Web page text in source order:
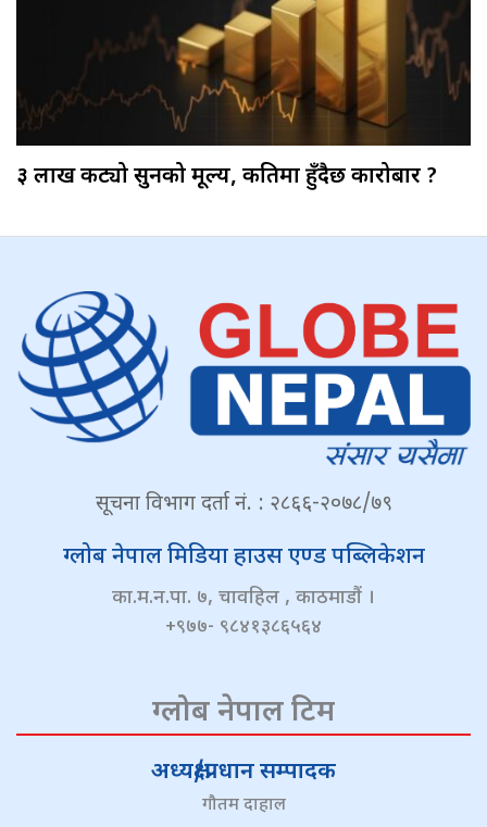
३ लाख कट्यो सुनको मूल्य, कतिमा हुँदैछ कारोबार ?
सूचना विभाग दर्ता नं. : २८६६-२०७८/७९
ग्लोब नेपाल मिडिया हाउस एण्ड पब्लिकेशन
का.म.न.पा. ७, चावहिल , काठमाडौं ।
+९७७- ९८४१३८६५६४
ग्लोब नेपाल टिम
अध्यक्ष/प्रधान सम्पादक
गौतम दाहाल